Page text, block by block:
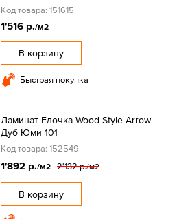
Код товара: 151615
1'516 р./м2
В корзину
Быстрая покупка
Ламинат Елочка Wood Style Arrow
Дуб Юми 101
Код товара: 152549
1'892 р./м2 2'132 р./м2
В корзину